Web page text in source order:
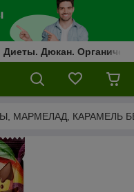
Дюкан.
МАРМЕЛАД, КАРАМЕЛЬ